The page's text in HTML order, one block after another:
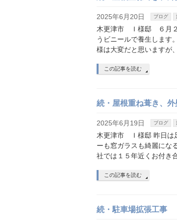
2025年6月20日 ブログ
木更津市 Ｉ様邸 ６月２
うビニールで養生します
様は大変だと思いますが
この記事を読む
続・屋根重ね葺き、
2025年6月19日 ブログ
木更津市 Ｉ様邸 昨日は
ーも窓ガラスも綺麗にな
社では１５年近くお付き
この記事を読む
続・駐車場拡張工事